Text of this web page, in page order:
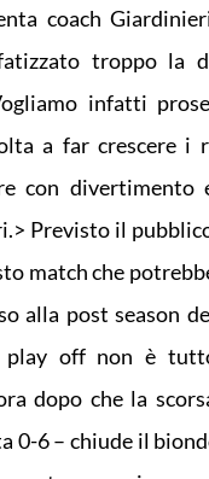
coach
troppo la
infatti
a far crescere i
con divertimento
Previsto il
match che
alla post season
play off non è
dopo che la
0-6 – chiude il